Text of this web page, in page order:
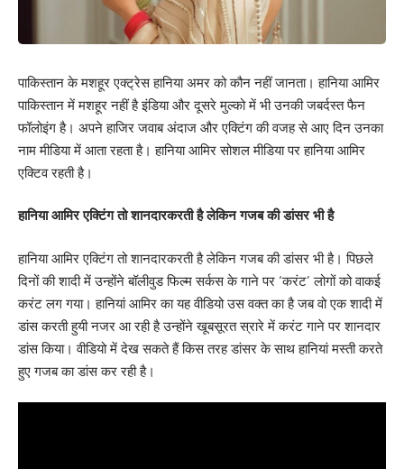
पाकिस्तान के मशहूर एक्ट्रेस हानिया अमर को कौन नहीं जानता। हानिया आमिर
पाकिस्तान में मशहूर नहीं है इंडिया और दूसरे मुल्को में भी उनकी जबर्दस्त फैन
फॉलोइंग है। अपने हाजिर जवाब अंदाज और एक्टिंग की वजह से आए दिन उनका
नाम मीडिया में आता रहता है। हानिया आमिर सोशल मीडिया पर हानिया आमिर
एक्टिव रहती है।
हानिया आमिर एक्टिंग तो शानदारकरती है लेकिन गजब की डांसर भी है
हानिया आमिर एक्टिंग तो शानदारकरती है लेकिन गजब की डांसर भी है। पिछले
दिनों की शादी में उन्होंने बॉलीवुड फिल्म सर्कस के गाने पर ‘करंट’ लोगों को वाकई
करंट लग गया। हानियां आमिर का यह वीडियो उस वक्त का है जब वो एक शादी में
डांस करती हुयी नजर आ रही है उन्होंने खूबसूरत स्रारे में करंट गाने पर शानदार
डांस किया। वीडियो में देख सकते हैं किस तरह डांसर के साथ हानियां मस्ती करते
हुए गजब का डांस कर रही है।